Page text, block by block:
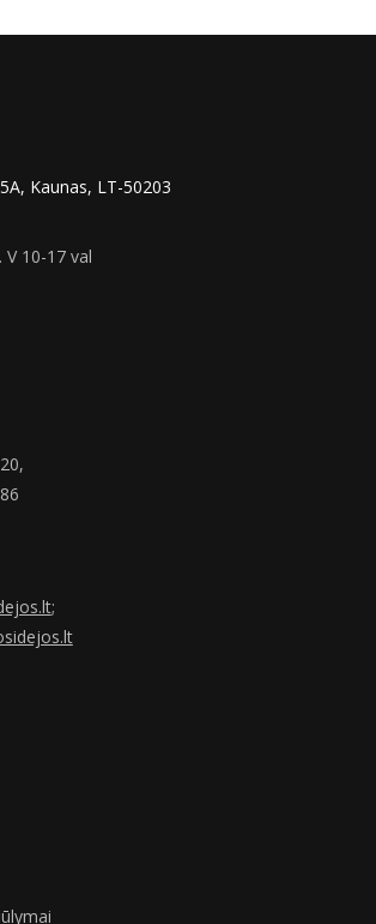
€1,550.00.
Kaunas, LT-50203
V 10-17 val
;